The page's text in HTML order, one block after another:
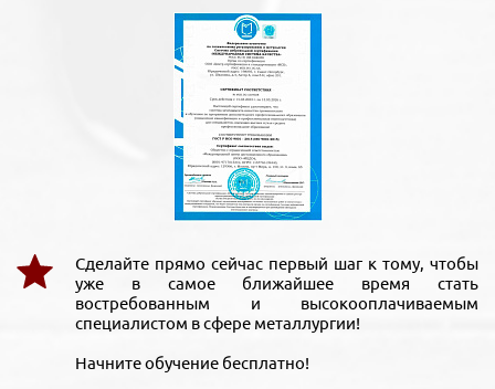
Сделайте прямо сейчас первый шаг к тому, чтобы
уже в самое ближайшее время стать
востребованным и высокооплачиваемым
специалистом в сфере металлургии!
Начните обучение бесплатно!